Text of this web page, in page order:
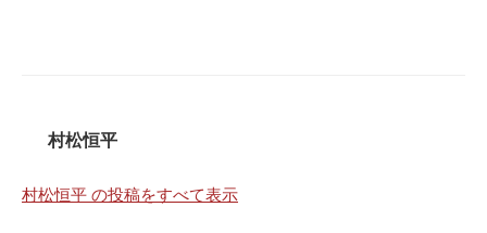
村松恒平
村松恒平 の投稿をすべて表示